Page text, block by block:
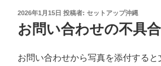
投
稿
日:
2026年1月15日 投稿者: セットアップ沖縄
お問い合わせの不具合
お問い合わせから写真を添付する